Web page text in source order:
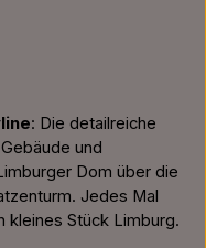
: Die detailreiche
und
Dom über die
Jedes Mal
kleines Stück Limburg.